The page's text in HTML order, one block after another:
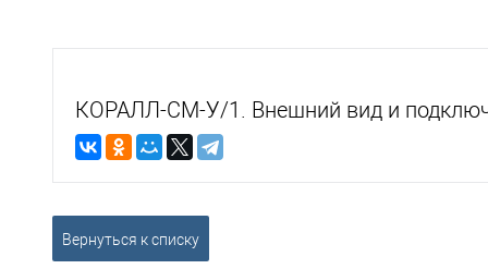
КОРАЛЛ-СМ-У/1. Внешний вид и
Вернуться к списку